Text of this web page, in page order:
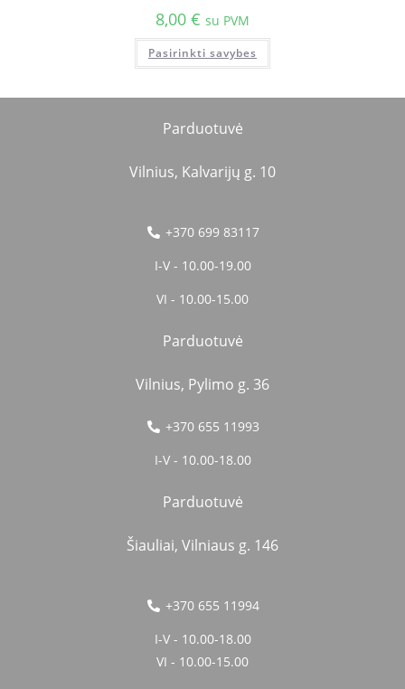
8,00 € su PVM
Pasirinkti savybes
Parduotuvė
Vilnius, Kalvarijų g. 10
+370 699 83117
I-V - 10.00-19.00
VI - 10.00-15.00
Parduotuvė
Vilnius, Pylimo g. 36
+370 655 11993
I-V - 10.00-18.00
Parduotuvė
Šiauliai, Vilniaus g. 146
+370 655 11994
I-V - 10.00-18.00
VI - 10.00-15.00